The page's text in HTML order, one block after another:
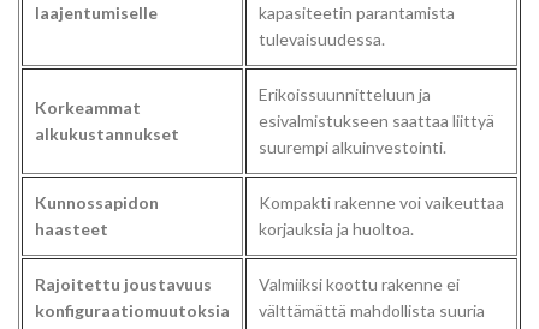
laajentumiselle
kapasiteetin parantamista
tulevaisuudessa.
Korkeammat
alkukustannukset
Erikoissuunnitteluun ja
esivalmistukseen saattaa liittyä
suurempi alkuinvestointi.
Kunnossapidon
haasteet
Kompakti rakenne voi vaikeuttaa
korjauksia ja huoltoa.
Rajoitettu joustavuus
konfiguraatiomuutoksia
Valmiiksi koottu rakenne ei
välttämättä mahdollista suuria